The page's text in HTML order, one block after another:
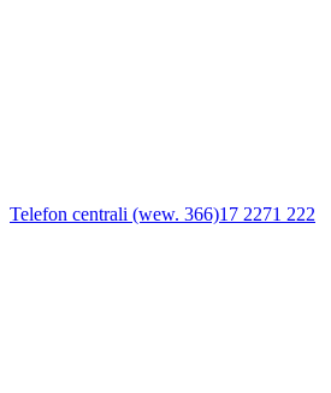
Telefon centrali (wew. 366)17 2271 222